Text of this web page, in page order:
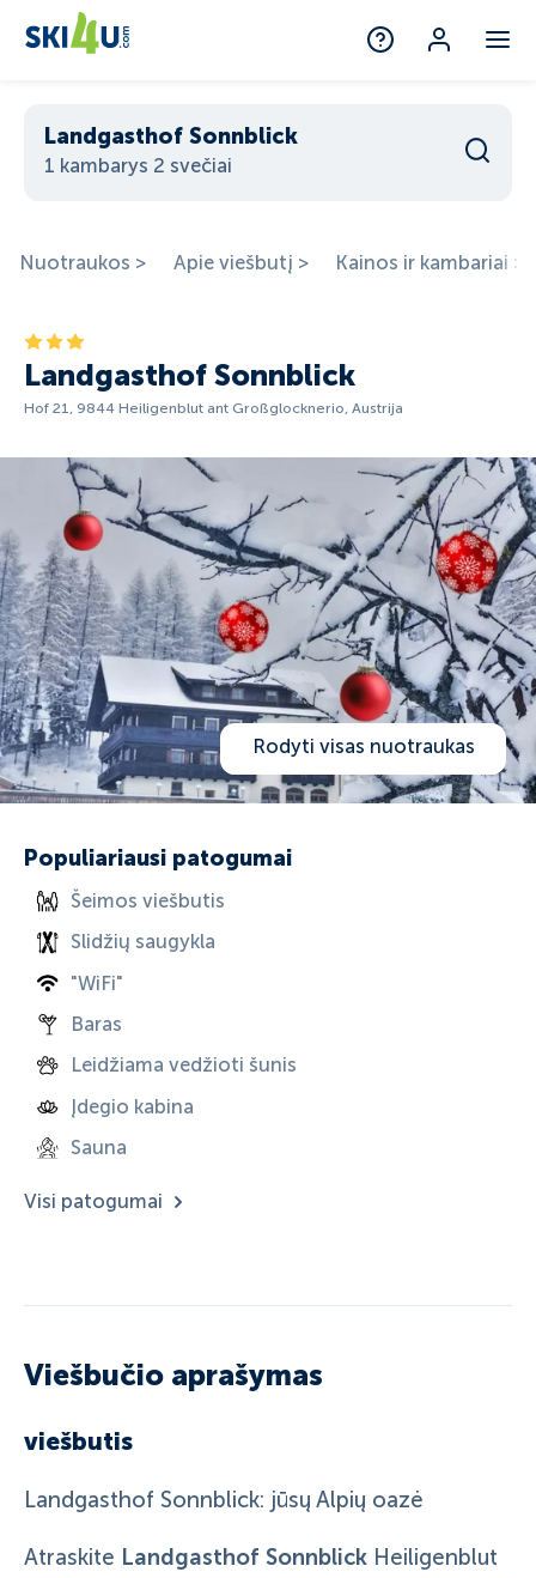
Landgasthof Sonnblick
1 kambarys 2 svečiai
Nuotraukos > Apie viešbutį > Kainos ir kambariai >
Landgasthof Sonnblick
Hof 21, 9844 Heiligenblut ant Großglocknerio, Austrija
Rodyti visas nuotraukas
Populiariausi patogumai
Šeimos viešbutis
Slidžių saugykla
"WiFi"
Baras
Leidžiama vedžioti šunis
Įdegio kabina
Sauna
Visi patogumai
Viešbučio aprašymas
viešbutis
Landgasthof Sonnblick: jūsų Alpių oazė
Atraskite Landgasthof Sonnblick Heiligenblut